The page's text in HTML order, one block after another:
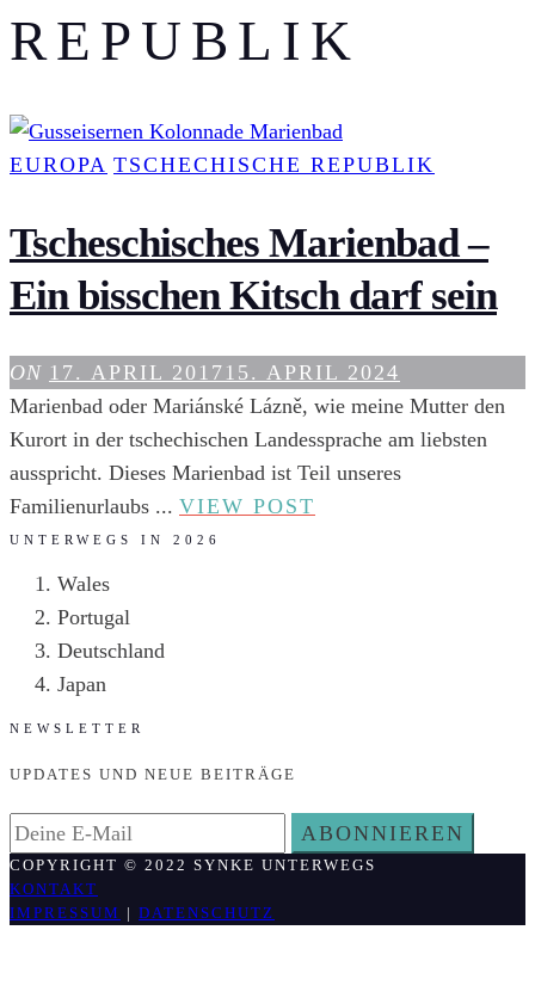
REPUBLIK
EUROPA TSCHECHISCHE REPUBLIK
Tscheschisches Marienbad –
Ein bisschen Kitsch darf sein
ON 17. APRIL 2017 15. APRIL 2024
Marienbad oder Mariánské Lázně, wie meine Mutter den
Kurort in der tschechischen Landessprache am liebsten
ausspricht. Dieses Marienbad ist Teil unseres
Familienurlaubs ... VIEW POST
UNTERWEGS IN 2026
Wales
Portugal
Deutschland
Japan
NEWSLETTER
UPDATES UND NEUE BEITRÄGE
COPYRIGHT © 2022 SYNKE UNTERWEGS
KONTAKT
IMPRESSUM
| DATENSCHUTZ